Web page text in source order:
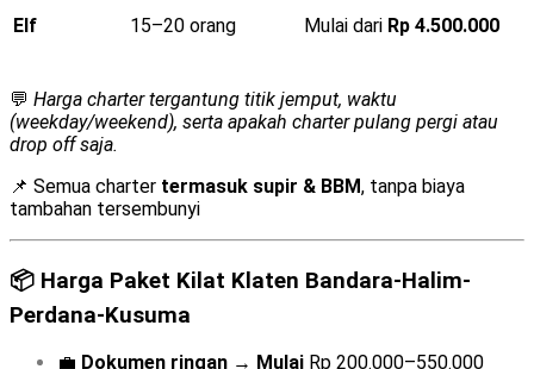
Elf
15–20 orang Mulai dari Rp 4.500.000
💬 Harga charter tergantung titik jemput, waktu
(weekday/weekend), serta apakah charter pulang pergi atau
drop off saja.
📌 Semua charter termasuk supir & BBM, tanpa biaya
tambahan tersembunyi
📦 Harga Paket Kilat Klaten Bandara-Halim-
Perdana-Kusuma
💼 Dokumen ringan → Mulai Rp 200.000–550.000